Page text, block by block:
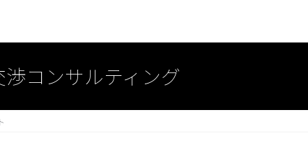
渉コンサルティング